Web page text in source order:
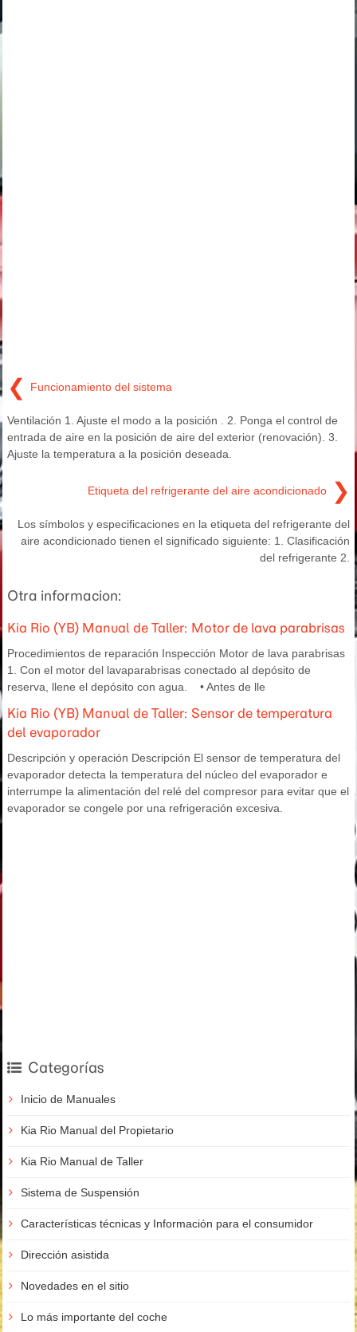
❮ Funcionamiento del sistema
Ventilación 1. Ajuste el modo a la posición . 2. Ponga el control de
entrada de aire en la posición de aire del exterior (renovación). 3.
Ajuste la temperatura a la posición deseada.
Etiqueta del refrigerante del aire acondicionado ❯
Los símbolos y especificaciones en la etiqueta del refrigerante del
aire acondicionado tienen el significado siguiente: 1. Clasificación
del refrigerante 2.
Otra informacion:
Kia Rio (YB) Manual de Taller: Motor de lava parabrisas
Procedimientos de reparación Inspección Motor de lava parabrisas
1. Con el motor del lavaparabrisas conectado al depósito de
reserva, llene el depósito con agua. • Antes de lle
Kia Rio (YB) Manual de Taller: Sensor de temperatura
del evaporador
Descripción y operación Descripción El sensor de temperatura del
evaporador detecta la temperatura del núcleo del evaporador e
interrumpe la alimentación del relé del compresor para evitar que el
evaporador se congele por una refrigeración excesiva.
Categorías
Inicio de Manuales
Kia Rio Manual del Propietario
Kia Rio Manual de Taller
Sistema de Suspensión
Características técnicas y Información para el consumidor
Dirección asistida
Novedades en el sitio
Lo más importante del coche